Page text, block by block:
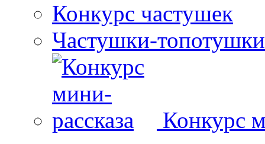
Конкурс частушек
Частушки-топотушки
Конкурс